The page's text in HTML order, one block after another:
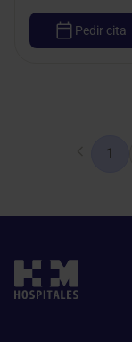
Pedir cita
1